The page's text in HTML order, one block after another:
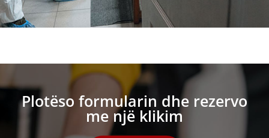
Plotëso formularin dhe rezervo
me një klikim